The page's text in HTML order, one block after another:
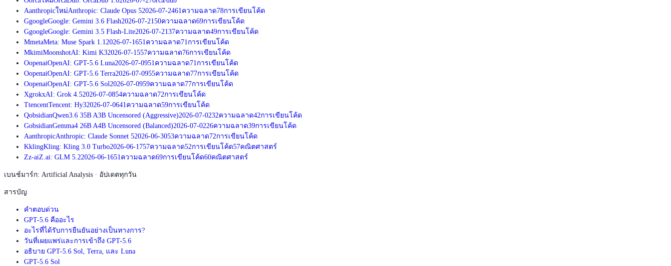
Aanthropicใหม่Anthropic: Claude Opus 52026-07-2461 ความฉลาด78การเขียนโค้ด
GgoogleGoogle: Gemini 3.6 Flash2026-07-21 50ความฉลาด69การเขียนโค้ด
GgoogleGoogle: Gemini 3.5 Flash-Lite2026-07-21 37ความฉลาด49การเขียนโค้ด
MmetaMeta: Muse Spark 1.1 2026-07-1651 ความฉลาด71 การเขียนโค้ด
MkimiMoonshotAI: Kimi K32026-07-1557ความฉลาด76การเขียนโค้ด
OopenaiOpenAI: GPT-5.6 Luna2026-07-0951 ความฉลาด71 การเขียนโค้ด
OopenaiOpenAI: GPT-5.6 Terra2026-07-0955ความฉลาด77การเขียนโค้ด
OopenaiOpenAI: GPT-5.6 Sol 2026-07-0959ความฉลาด77การเขียนโค้ด
XgrokxAI: Grok 4.52026-07-0854ความฉลาด72การเขียนโค้ด
TtencentTencent: Hy32026-07-0641 ความฉลาด59การเขียนโค้ด
QobsidianQwen3.6 35B A3B Uncensored (Aggressive)2026-07-0232ความฉลาด42การเขียนโค้ด
GobsidianGemma4 26B A4B Uncensored (Balanced)2026-07-0226ความฉลาด39การเขียนโค้ด
AanthropicAnthropic: Claude Sonnet 52026-06-3053ความฉลาด72การเขียนโค้ด
KklingKling: Kling 3.0 Turbo2026-06-1757ความฉลาด52การเขียนโค้ด57คณิตศาสตร์
Zz-aiZ.ai: GLM 5.22026-06-1651 ความฉลาด69การเขียนโค้ด60คณิตศาสตร์
เบนช์มาร์ก: Artificial Analysis · อัปเดตทุกวัน
สารบัญ
คำตอบด่วน
GPT-5.6 คืออะไร
อะไรที่ได้รับการยืนยันอย่างเป็นทางการ?
วันที่เผยแพร่และการเข้าถึง GPT-5.6
อธิบาย GPT-5.6 Sol, Terra, และ Luna
GPT-5.6 Sol